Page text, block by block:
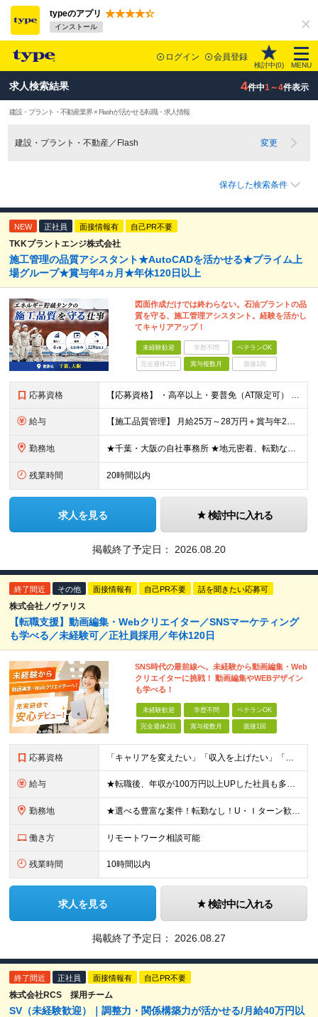
typeのアプリ
インストール
ログイン 会員登録
検討中(0) MENU
求人検索結果 4件中1～4件表示
建設・プラント・不動産業界 × Flashが活かせる転職・求人情報
建設・プラント・不動産／Flash 変更
保存した検索条件
NEW 正社員 面接情報有 自己PR不要
TKKプラントエンジ株式会社
施工管理の品質アシスタント★AutoCADを活かせる★プライム上
場グループ★賞与年4ヵ月★年休120日以上
図面作成だけでは終わらない。石油プラントの品
質を守る、施工管理アシスタント。経験を活かし
てキャリアアップ！
未経験歓迎 学歴不問 ベテランOK
完全週休2日 賞与複数月 面接1回
応募資格 【応募資格】 ・高卒以上・要普免（AT限定可） ・AutoCADの経験者 →自社で図面を一部変更する場合があるため。設計分野は不問です。 ・施工図面が読めること 【歓迎する経験】 ◎AutoCADの
給与 【施工品質管理】 月給25万～28万円＋賞与年2回（原則固定支給額4ヵ月分）＋諸手当（残業手当全額など） ※経験・能力・前職給与を考慮して優遇します。 ※残業代は別途全額支給します。 ※試用期間は6
勤務地 ★千葉・大阪の自社事務所 ★地元密着、転勤なし！ ★Ｕ・Iターン歓迎！（面接交通費支給） 【具体的な勤務地】 ※当社堺事務所（大阪）もしくは五井事務所（千葉） ◆堺事務所 （住所） 大阪府堺市堺区
残業時間 20時間以内
求人を見る 検討中に入れる
掲載終了予定日： 2026.08.20
終了間近 その他 面接情報有 自己PR不要 話を聞きたい応募可
株式会社ノヴァリス
【転職支援】動画編集・Webクリエイター／SNSマーケティング
も学べる／未経験可／正社員採用／年休120日
SNS時代の最前線へ。未経験から動画編集・Web
クリエイターに挑戦！ 動画編集やWEBデザイン
も学べる！
未経験歓迎 学歴不問 ベテランOK
完全週休2日 賞与複数月 面接1回
応募資格 「キャリアを変えたい」「収入を上げたい」「将来に強いスキルを身につけたい」方歓迎！ ・未経験歓迎 ・学歴不問 ・第二新卒歓迎 ＼経験やスキルではなく、“これから”を重視します／ 「今のままでいい
給与 ★転職後、年収が100万円以上UPした社員も多数！ 月給25.9万円以上＋諸手当＋賞与年2回＋インセンティブ 【固定残業代について】 なし（残業代は、実際の労働時間に応じて別途全額支給）
勤務地 ★選べる豊富な案件！転勤なし！U・Ｉターン歓迎！ 東京、神奈川、埼玉、千葉、愛知、大阪、兵庫、京都、広島、福岡をはじめとする全国各地のプロジェクト先。 プライム上場、グロース上場企業の大手～ベンチ
働き方 リモートワーク相談可能
残業時間 10時間以内
求人を見る 検討中に入れる
掲載終了予定日： 2026.08.27
終了間近 正社員 面接情報有 自己PR不要
株式会社RCS 採用チーム
SV（未経験歓迎）｜調整力・関係構築力が活かせる/月給40万円以